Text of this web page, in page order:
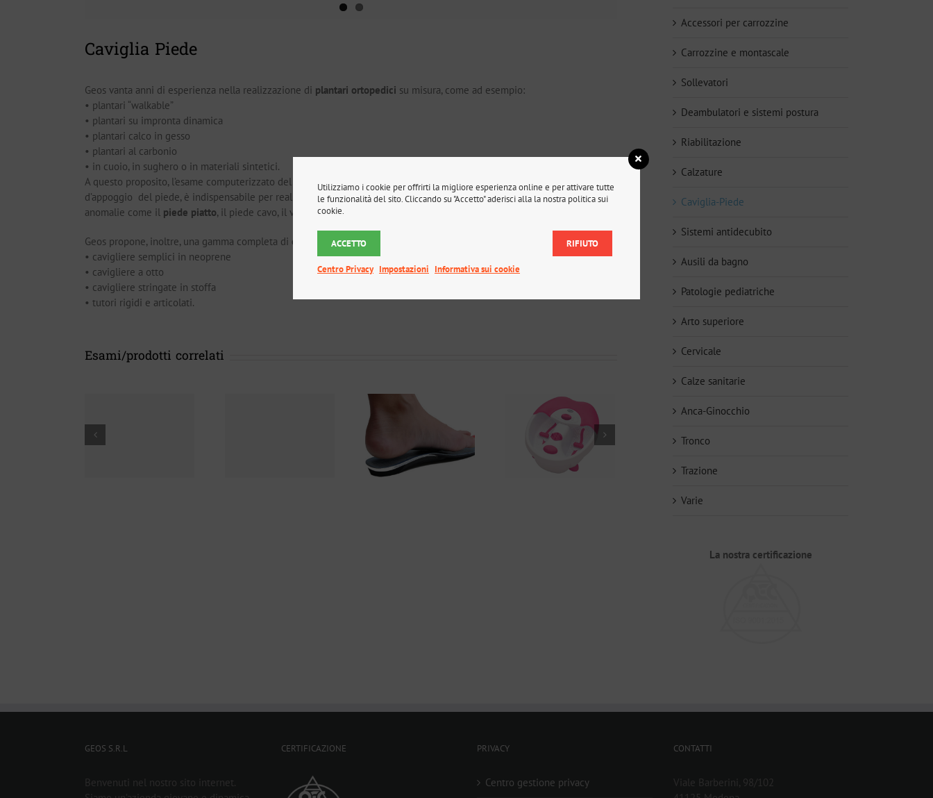
Caviglia Piede
Geos vanta anni di esperienza nella realizzazione di plantari ortopedici su misura, come ad esempio:
• plantari “walkable”
• plantari su impronta dinamica
• plantari calco in gesso
• plantari al carbonio
• in cuoio, in sughero o in materiali sintetici.
A questo proposito, l’esame computerizzato del passo, consentendo di misurare la quantità di carico esercitato sui punti
d’appoggio del piede, è indispensabile per realizzare il rimedio ortopedico più efficace per il trattamento di patologie e
anomalie come il piede piatto, il piede cavo, il valgismo e il varismo.
Geos propone, inoltre, una gamma completa di ortesi e articoli per la
• cavigliere semplici in neoprene
• cavigliere a otto
• cavigliere stringate in stoffa
• tutori rigidi e articolati.
Esami/prodotti correlati
Linea Beauty Elettromedicali
Accessori per carrozzine
Carrozzine e montascale
Sollevatori
Deambulatori e sistemi postura
Riabilitazione
Calzature
Caviglia-Piede
Sistemi antidecubito
Ausili da bagno
Patologie pediatriche
Arto superiore
Cervicale
Calze sanitarie
Anca-Ginocchio
Tronco
Trazione
Varie
La nostra certificazione
GEOS S.R.L
Benvenuti nel nostro sito internet.
CERTIFICAZIONE PRIVACY
Centro gestione privacy
CONTATTI
Viale Barberini, 98/102
Utilizziamo i cookie per offrirti la migliore esperienza online e per attivare tutte
le funzionalità del sito. Cliccando su "Accetto" aderisci alla la nostra politica sui
cookie.
ACCETTO RIFIUTO
Centro Privacy Impostazioni Informativa sui cookie